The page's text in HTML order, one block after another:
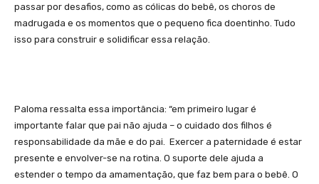
passar por desafios, como as cólicas do bebê, os choros de
madrugada e os momentos que o pequeno fica doentinho. Tudo
isso para construir e solidificar essa relação.
Paloma ressalta essa importância: “em primeiro lugar é
importante falar que pai não ajuda – o cuidado dos filhos é
responsabilidade da mãe e do pai. Exercer a paternidade é estar
presente e envolver-se na rotina. O suporte dele ajuda a
estender o tempo da amamentação, que faz bem para o bebê. O